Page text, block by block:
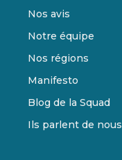
Nos avis
Notre équipe
Nos régions
Manifesto
Blog de la Squad
Ils parlent de nous